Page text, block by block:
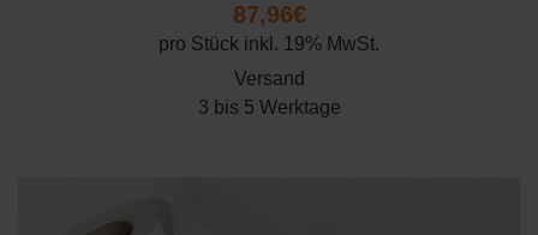
87,96€
pro Stück inkl. 19% MwSt.
Versand
3 bis 5 Werktage